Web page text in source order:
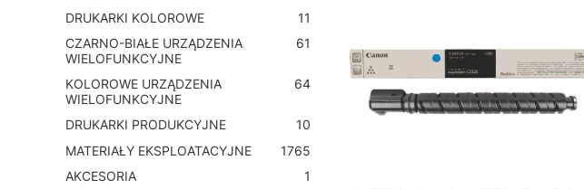
DRUKARKI KOLOROWE
11
CZARNO-BIAŁE URZĄDZENIA
WIELOFUNKCYJNE
61
KOLOROWE URZĄDZENIA
WIELOFUNKCYJNE
64
DRUKARKI PRODUKCYJNE
10
MATERIAŁY EKSPLOATACYJNE
1765
AKCESORIA
1